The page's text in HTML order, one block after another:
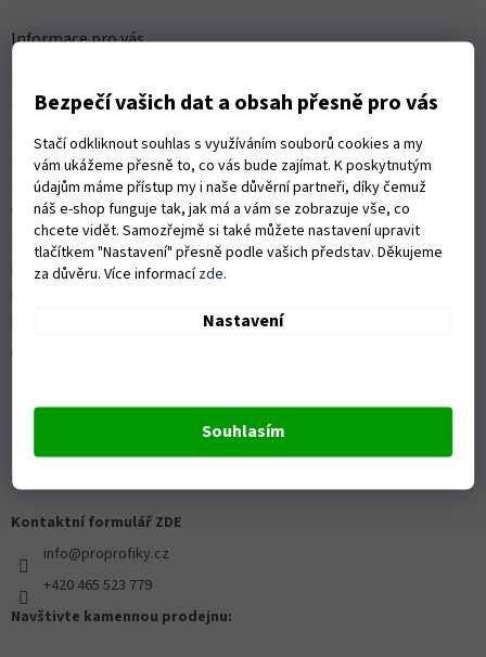
Bezpečí vašich dat a obsah přesně pro vás
Stačí odkliknout souhlas s využíváním souborů cookies a my
vám ukážeme přesně to, co vás bude zajímat. K poskytnutým
údajům máme přístup my i naše důvěrní partneři, díky čemuž
náš e-shop funguje tak, jak má a vám se zobrazuje vše, co
chcete vidět. Samozřejmě si také můžete nastavení upravit
tlačítkem "Nastavení" přesně podle vašich představ. Děkujeme
za důvěru. Více informacízde.
Nastavení
Souhlasím
Informace pro vás
Obchodní podmínky
Ochrana osobních údajů
Možnosti dopravy
Platební možnosti
Vrácení zboží a reklamace
Nákup na splátky
ISO 9001:2015
Autorizovaný servis Husqvarna
OZVĚTE SE NÁM
Kontaktní formulář ZDE
info@proprofiky.cz
+420 465 523 779
Navštivte kamennou prodejnu: